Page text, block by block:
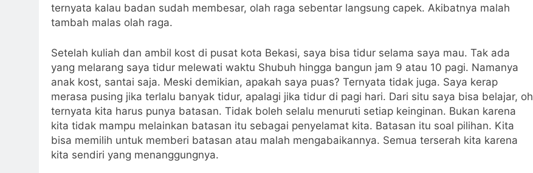
ternyata kalau badan sudah membesar, olah raga sebentar langsung capek. Akibatnya malah
tambah malas olah raga.
Setelah kuliah dan ambil kost di pusat kota Bekasi, saya bisa tidur selama saya mau. Tak ada
yang melarang saya tidur melewati waktu Shubuh hingga bangun jam 9 atau 10 pagi. Namanya
anak kost, santai saja. Meski demikian, apakah saya puas? Ternyata tidak juga. Saya kerap
merasa pusing jika terlalu banyak tidur, apalagi jika tidur di pagi hari. Dari situ saya bisa belajar, oh
ternyata kita harus punya batasan. Tidak boleh selalu menuruti setiap keinginan. Bukan karena
kita tidak mampu melainkan batasan itu sebagai penyelamat kita. Batasan itu soal pilihan. Kita
bisa memilih untuk memberi batasan atau malah mengabaikannya. Semua terserah kita karena
kita sendiri yang menanggungnya.